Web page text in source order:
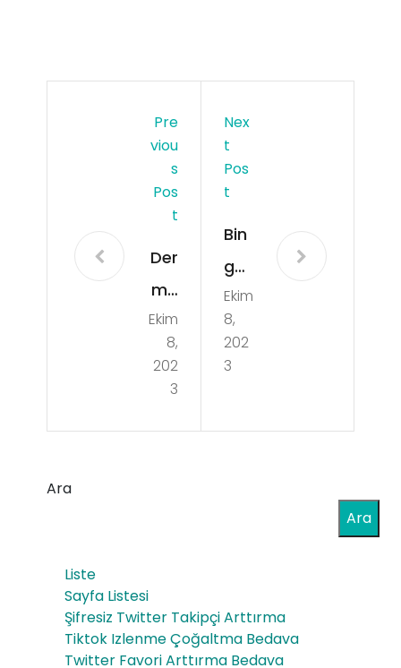
Pre
Viou
S
Pos
T
Der
ma
roll
er
Kull
Son
rası
Ekim
8,
202
3
Nex
T
Pos
T
Bin
göl
Saç
Göl
gel
irm
Ekim
8,
202
3
Ara
Ara
Liste
Sayfa Listesi
Şifresiz Twitter Takipçi Arttırma
Tiktok Izlenme Çoğaltma Bedava
Twitter Favori Arttırma Bedava